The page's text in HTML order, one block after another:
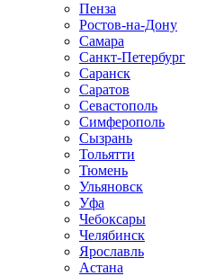
Пенза
Ростов-на-Дону
Самара
Санкт-Петербург
Саранск
Саратов
Севастополь
Симферополь
Сызрань
Тольятти
Тюмень
Ульяновск
Уфа
Чебоксары
Челябинск
Ярославль
Астана